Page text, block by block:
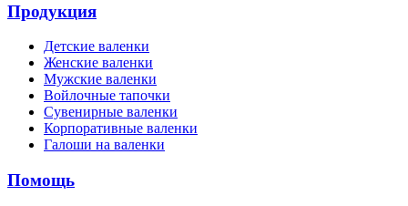
Продукция
Детские валенки
Женские валенки
Мужские валенки
Войлочные тапочки
Сувенирные валенки
Корпоративные валенки
Галоши на валенки
Помощь